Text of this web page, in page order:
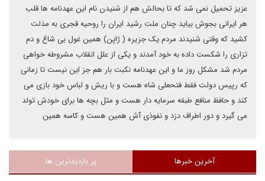
عزیز تحمیل نمی شد که تا بحالش هم از شنیدن نام این عهدنامه ها قلب
هر ایرانی بجوش بیاید چنان ملت رشید ایران را روحیه قجری به مذلت
کشید که وقتی شنیدند مردم یک جزیره ( ژاپن) همین غول بی شاغ و دم
تزاری را شکست داده به خود آمدند و یکی از علل انقلاب مشروطه خواهی
مردم شد مشکل روز ما و این عهدنامه نکبت بار هم جز این نیست تا زمانی
که رپیس دولت فقط فتحعلی شاه هست و با ریش و لباس خود بازی می
کند و حافظ منافع طبقه سرمایه دار هست و مثل بچه ها برای خودش تولد
می گیرد و دور اطراف دزد و نفوذی آش همین هست و کاسه همین
آخرین خبرها پر بازدیدترین ها